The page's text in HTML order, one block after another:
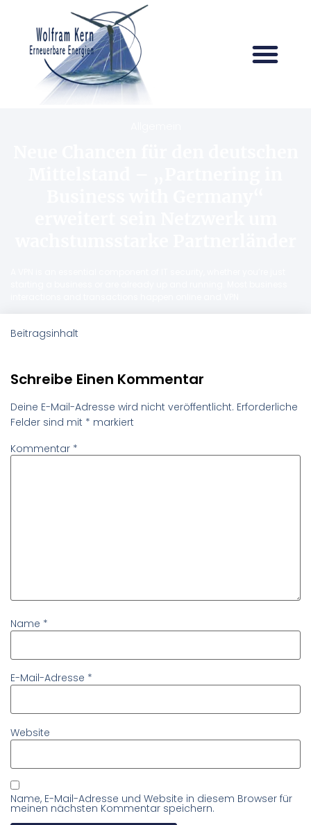
Beitragsinhalt
Schreibe Einen Kommentar
Deine E-Mail-Adresse wird nicht veröffentlicht. Erforderliche
Felder sind mit * markiert
Kommentar *
Name *
E-Mail-Adresse *
Website
Name, E-Mail-Adresse und Website in diesem Browser für
meinen nächsten Kommentar speichern.